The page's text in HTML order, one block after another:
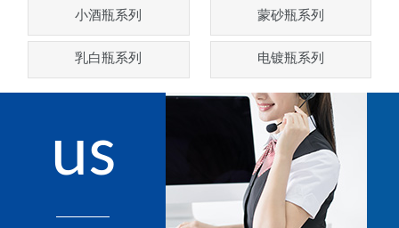
小酒瓶系列 蒙砂瓶系列
乳白瓶系列 电镀瓶系列
us